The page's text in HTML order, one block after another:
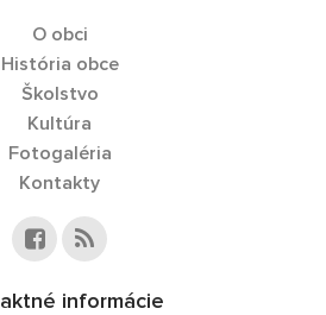
O obci
História obce
Školstvo
Kultúra
Fotogaléria
Kontakty
informácie